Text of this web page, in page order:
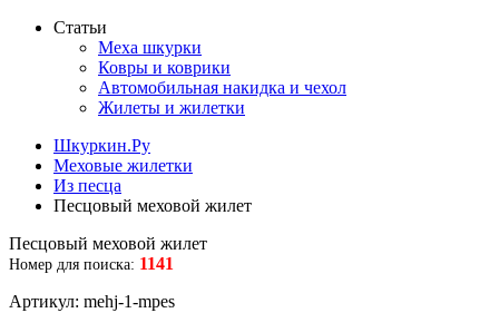
Статьи
Меха шкурки
Ковры и коврики
Автомобильная накидка и чехол
Жилеты и жилетки
Шкуркин.Ру
Меховые жилетки
Из песца
Песцовый меховой жилет
Песцовый меховой жилет
Номер для поиска: 1141
Артикул: mehj-1-mpes